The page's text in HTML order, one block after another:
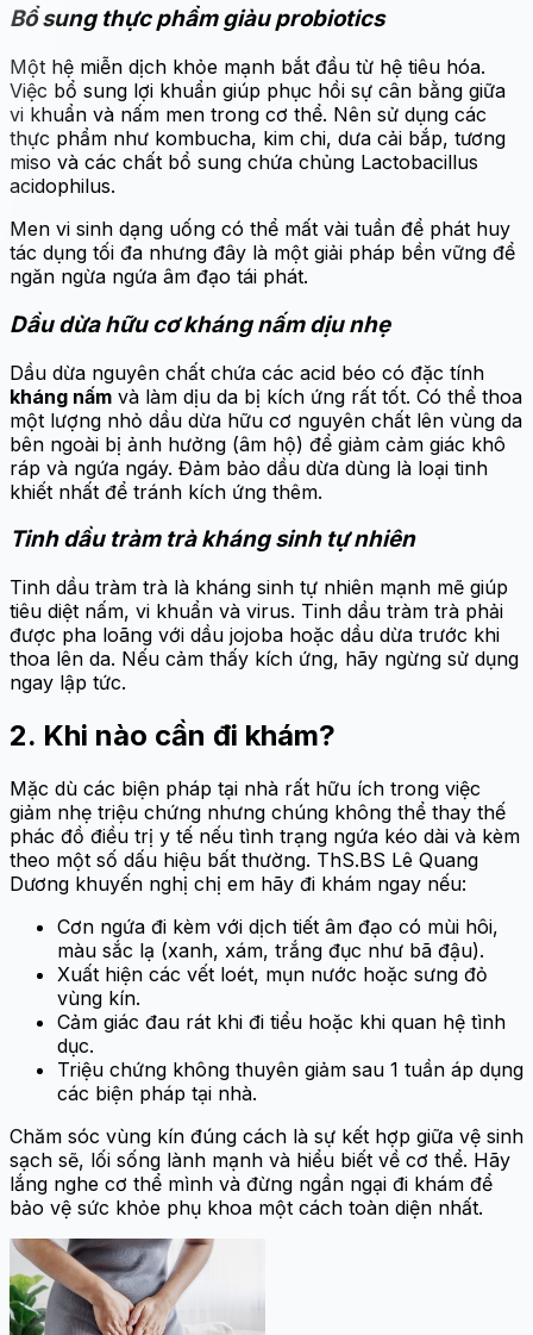
Bổ sung thực phẩm giàu probiotics
Một hệ miễn dịch khỏe mạnh bắt đầu từ hệ tiêu hóa.
Việc bổ sung lợi khuẩn giúp phục hồi sự cân bằng giữa
vi khuẩn và nấm men trong cơ thể. Nên sử dụng các
thực phẩm như kombucha, kim chi, dưa cải bắp, tương
miso và các chất bổ sung chứa chủng Lactobacillus
acidophilus.
Men vi sinh dạng uống có thể mất vài tuần để phát huy
tác dụng tối đa nhưng đây là một giải pháp bền vững để
ngăn ngừa ngứa âm đạo tái phát.
Dầu dừa hữu cơ kháng nấm dịu nhẹ
Dầu dừa nguyên chất chứa các acid béo có đặc tính
kháng nấm và làm dịu da bị kích ứng rất tốt. Có thể thoa
một lượng nhỏ dầu dừa hữu cơ nguyên chất lên vùng da
bên ngoài bị ảnh hưởng (âm hộ) để giảm cảm giác khô
ráp và ngứa ngáy. Đảm bảo dầu dừa dùng là loại tinh
khiết nhất để tránh kích ứng thêm.
Tinh dầu tràm trà kháng sinh tự nhiên
Tinh dầu tràm trà là kháng sinh tự nhiên mạnh mẽ giúp
tiêu diệt nấm, vi khuẩn và virus. Tinh dầu tràm trà phải
được pha loãng với dầu jojoba hoặc dầu dừa trước khi
thoa lên da. Nếu cảm thấy kích ứng, hãy ngừng sử dụng
ngay lập tức.
2. Khi nào cần đi khám?
Mặc dù các biện pháp tại nhà rất hữu ích trong việc
giảm nhẹ triệu chứng nhưng chúng không thể thay thế
phác đồ điều trị y tế nếu tình trạng ngứa kéo dài và kèm
theo một số dấu hiệu bất thường. ThS.BS Lê Quang
Dương khuyến nghị chị em hãy đi khám ngay nếu:
Cơn ngứa đi kèm với dịch tiết âm đạo có mùi hôi,
màu sắc lạ (xanh, xám, trắng đục như bã đậu).
Xuất hiện các vết loét, mụn nước hoặc sưng đỏ
vùng kín.
Cảm giác đau rát khi đi tiểu hoặc khi quan hệ tình
dục.
Triệu chứng không thuyên giảm sau 1 tuần áp dụng
các biện pháp tại nhà.
Chăm sóc vùng kín đúng cách là sự kết hợp giữa vệ sinh
sạch sẽ, lối sống lành mạnh và hiểu biết về cơ thể. Hãy
lắng nghe cơ thể mình và đừng ngần ngại đi khám để
bảo vệ sức khỏe phụ khoa một cách toàn diện nhất.